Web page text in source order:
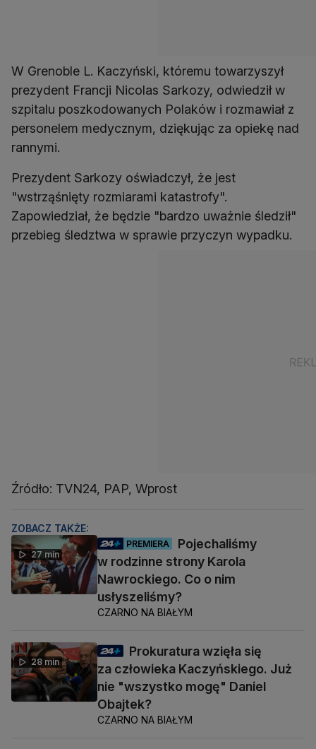
W Grenoble L. Kaczyński, któremu towarzyszył
prezydent Francji Nicolas Sarkozy, odwiedził w
szpitalu poszkodowanych Polaków i rozmawiał z
personelem medycznym, dziękując za opiekę nad
rannymi.
Prezydent Sarkozy oświadczył, że jest
"wstrząśnięty rozmiarami katastrofy".
Zapowiedział, że będzie "bardzo uważnie śledził"
przebieg śledztwa w sprawie przyczyn wypadku.
Źródło: TVN24, PAP, Wprost
ZOBACZ TAKŻE:
27 min
PREMIERA
Pojechaliśmy
w rodzinne strony Karola
Nawrockiego. Co o nim
usłyszeliśmy?
CZARNO NA BIAŁYM
28 min
Prokuratura wzięła się
za człowieka Kaczyńskiego. Już
nie "wszystko mogę" Daniel
Obajtek?
CZARNO NA BIAŁYM